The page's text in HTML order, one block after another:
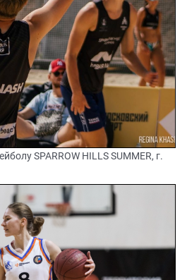
SPARROW HILLS SUMMER, г.